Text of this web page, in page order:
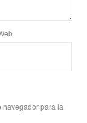
navegador para la